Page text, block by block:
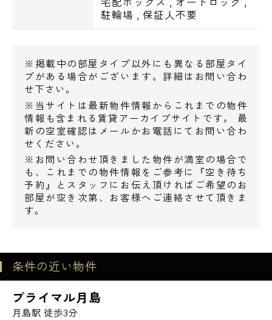
賃貸物件をご紹介可能で御座います。
全物件弊社からのご案内特典として、
契約金のみでは御座いますが、
クレジットカード決済可能で御座います。
また、数多くの物件を弊社ご案内特典とし
て、
仲介手数料無料や仲介手数料半額にて、
ご紹介可能で御座います。
（仲介手数料の有無はご相談下さいませ）
お気軽にお問い合わせ下さいませ。
皆様からのお問い合わせを社員一同、
心よりお待ち申しております。
駐輪場 ,保証人不要
※掲載中の部屋タイプ以外にも異なる部屋タイ
プがある場合がございます。詳細はお問い合わ
せ下さい。
※当サイトは最新物件情報からこれまでの物件
情報も含まれる賃貸アーカイブサイトです。 最
新の空室確認はメールかお電話にてお問い合わ
せください。
※お問い合わせ頂きました物件が満室の場合で
も、これまでの物件情報をご参考に『空き待ち
予約』とスタッフにお伝え頂ければご希望のお
部屋が空き次第、お客様へご連絡させて頂きま
す。
条件の近い物件
プライマル月島
月島駅 徒歩3分
電話でお問い合わせ
営業時間 10：00～18：00
メールでお問い合わせ